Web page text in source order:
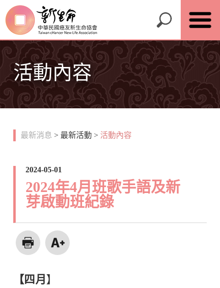
活動內容
最新消息 > 最新活動 > 活動內容
2024-05-01
2024年4月班歌手語及新
芽啟動班紀錄
【四月 】